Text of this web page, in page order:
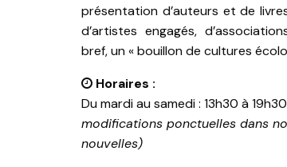
présentation d’auteurs et de
d’artistes engagés,
bref, un « bouillon de cultures
Horaires :
Du mardi au samedi : 13h30 à 19h30
modifications ponctuelles dans
nouvelles)